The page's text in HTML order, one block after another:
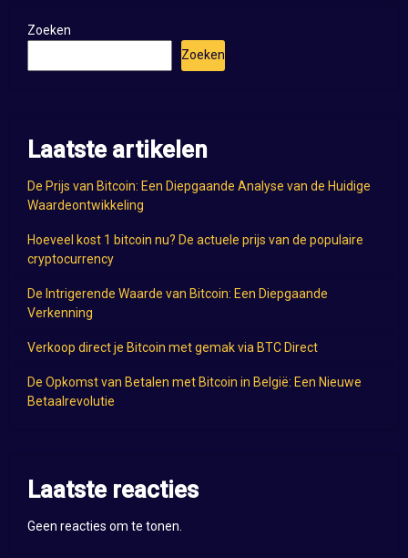
Zoeken
Zoeken
Laatste artikelen
De Prijs van Bitcoin: Een Diepgaande Analyse van de Huidige
Waardeontwikkeling
Hoeveel kost 1 bitcoin nu? De actuele prijs van de populaire
cryptocurrency
De Intrigerende Waarde van Bitcoin: Een Diepgaande
Verkenning
Verkoop direct je Bitcoin met gemak via BTC Direct
De Opkomst van Betalen met Bitcoin in België: Een Nieuwe
Betaalrevolutie
Laatste reacties
Geen reacties om te tonen.